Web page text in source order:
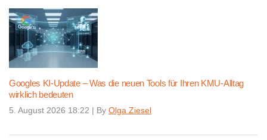
Googles KI-Update – Was die neuen Tools für Ihren KMU-Alltag
wirklich bedeuten
5. August 2026 18:22 | By Olga Ziesel